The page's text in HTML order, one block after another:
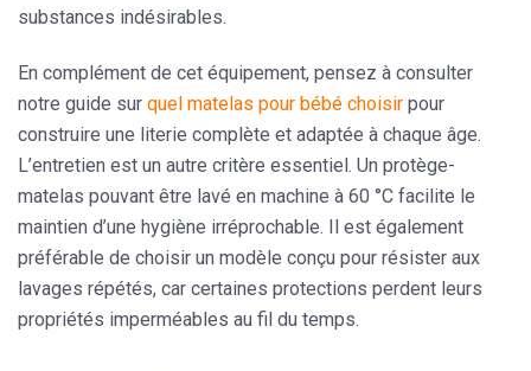
substances indésirables.
En complément de cet équipement, pensez à consulter
notre guide sur quel matelas pour bébé choisir pour
construire une literie complète et adaptée à chaque âge.
L’entretien est un autre critère essentiel. Un protège-
matelas pouvant être lavé en machine à 60 °C facilite le
maintien d’une hygiène irréprochable. Il est également
préférable de choisir un modèle conçu pour résister aux
lavages répétés, car certaines protections perdent leurs
propriétés imperméables au fil du temps.